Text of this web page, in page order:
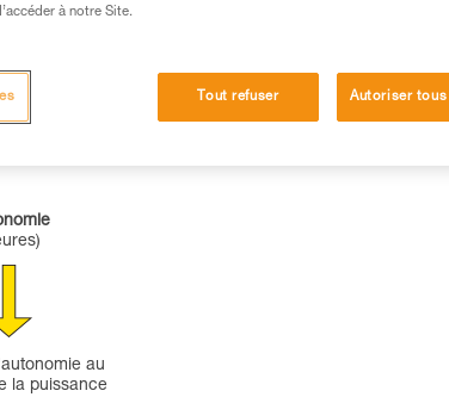
au
la puissance
à notre Site.
Tout refuser Autoriser